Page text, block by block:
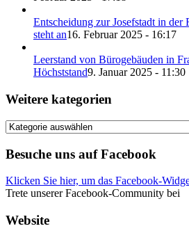
Entscheidung zur Josefstadt in der
steht an16. Februar 2025 - 16:17
Leerstand von Bürogebäuden in
Höchststand9. Januar 2025 - 11:30
Weitere kategorien
Weitere
Besuche uns auf Facebook
Klicken Sie hier, um das Facebook-
Trete unserer Facebook-Community bei
Website